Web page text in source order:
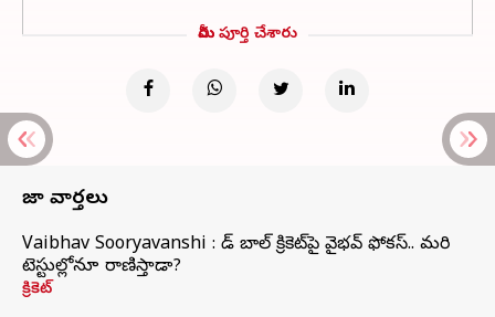
మీరు పూర్తి చేశారు
తాజా వార్తలు
Vaibhav Sooryavanshi : రెడ్ బాల్ క్రికెట్‌పై వైభవ్ ఫోకస్.. మరి
టెస్టుల్లోనూ రాణిస్తాడా?
క్రికెట్